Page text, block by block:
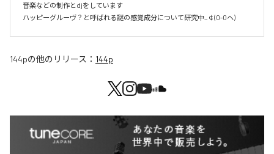
音楽などの制作とdjをしています
ハッピーグルーヴ？と呼ばれる謎の感覚成分について研究中_￠(0-0ヘ)
144pの他のリリース： 144p